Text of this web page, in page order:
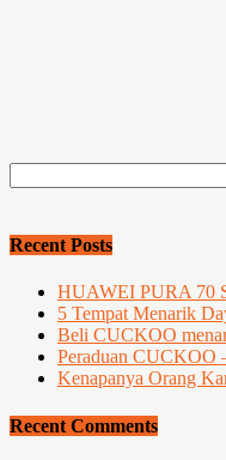
Recent Posts
HUAWEI PURA 70
5 Tempat Menarik
Beli CUCKOO
Peraduan CUCKOO
Kenapanya Orang
Recent Comments